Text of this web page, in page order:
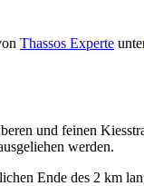
Thassos Experte
und feinen
werden.
Ende des 2 km